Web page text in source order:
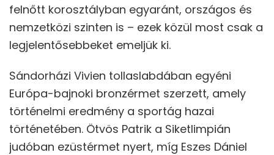
felnőtt korosztályban egyaránt, országos és
nemzetközi szinten is – ezek közül most csak a
legjelentősebbeket emeljük ki.
Sándorházi Vivien tollaslabdában egyéni
Európa-bajnoki bronzérmet szerzett, amely
történelmi eredmény a sportág hazai
történetében. Ötvös Patrik a Siketlimpián
judóban ezüstérmet nyert, míg Eszes Dániel